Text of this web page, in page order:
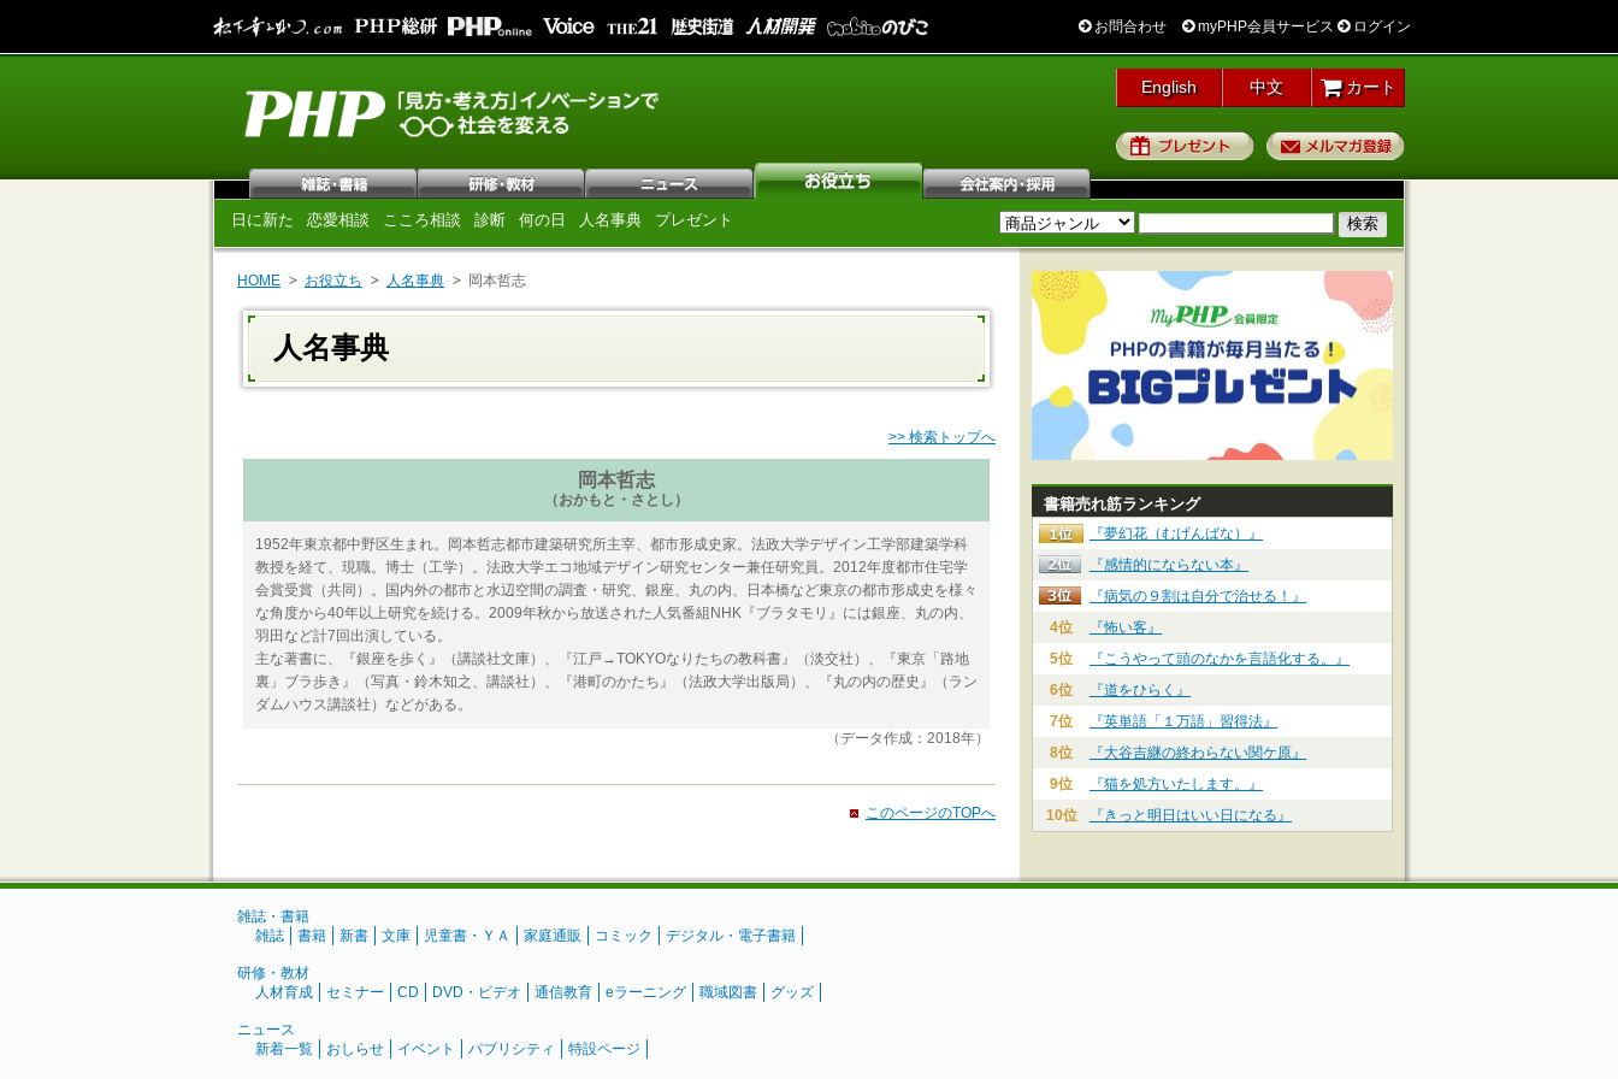
お問合わせ myPHP会員サービス ログイン
English 中文 カート
プレゼント
日に新た 恋愛相談 こころ相談 診断 何の日 人名事典 プレゼント
HOME お役立ち 人名事典 岡本哲志
人名事典
>> 検索トップへ
岡本哲志
（おかもと・さとし）
1952年東京都中野区生まれ。岡本哲志都市建築研究所主宰、都市形成史家。法政大学デザイン工学部建築学科
教授を経て、現職。博士（工学）。法政大学エコ地域デザイン研究センター兼任研究員。2012年度都市住宅学
会賞受賞（共同）。国内外の都市と水辺空間の調査・研究、銀座、丸の内、日本橋など東京の都市形成史を様々
な角度から40年以上研究を続ける。2009年秋から放送された人気番組NHK『ブラタモリ』には銀座、丸の内、
羽田など計7回出演している。
主な著書に、『銀座を歩く』（講談社文庫）、『江戸→TOKYOなりたちの教科書』（淡交社）、『東京「路地
裏」ブラ歩き』（写真・鈴木知之、講談社）、『港町のかたち』（法政大学出版局）、『丸の内の歴史』（ラン
ダムハウス講談社）などがある。
（データ作成：2018年）
このページのTOPへ
書籍売れ筋ランキング
『夢幻花（むげんばな）』
『感情的にならない本』
『病気の９割は自分で治せる！』
4位
『怖い客』
5位
『こうやって頭のなかを言語化する。』
6位
『道をひらく』
7位
『英単語「１万語」習得法』
8位
『大谷吉継の終わらない関ケ原』
9位
『猫を処方いたします。』
10位
『きっと明日はいい日になる』
雑誌・書籍
雑誌
書籍 新書 文庫 児童書・ＹＡ 家庭通販 コミック デジタル・電子書籍
研修・教材
人材育成
セミナー CD DVD・ビデオ 通信教育 eラーニング 職域図書 グッズ
ニュース
新着一覧
おしらせ イベント パブリシティ 特設ページ